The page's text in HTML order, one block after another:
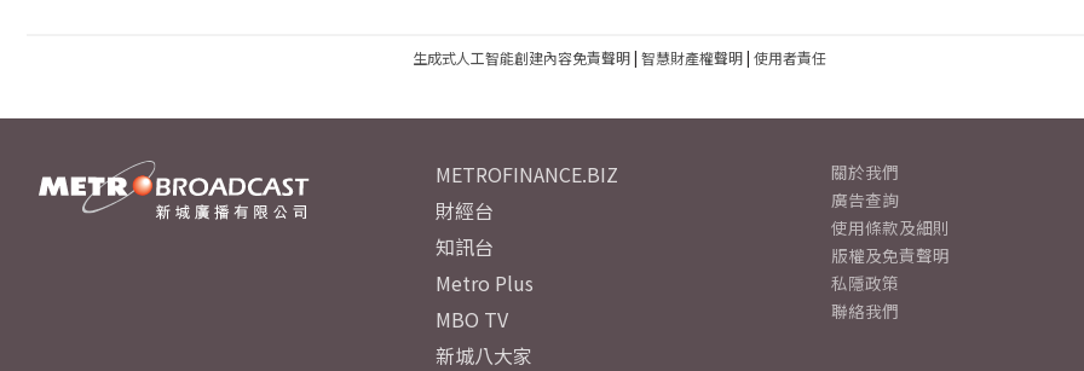
生成式人工智能創建內容免責聲明| 智慧財產權聲明| 使用者責任
METROFINANCE.BIZ
財經台
知訊台
Metro Plus
MBO TV
新城八大家
關於我們
廣告查詢
使用條款及細則
版權及免責聲明
私隱政策
聯絡我們